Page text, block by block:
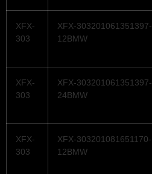
XFX-
303
XFX-303201061351397-
12BMW
XFX-
303
XFX-303201061351397-
24BMW
XFX-
303
XFX-303201081651170-
12BMW